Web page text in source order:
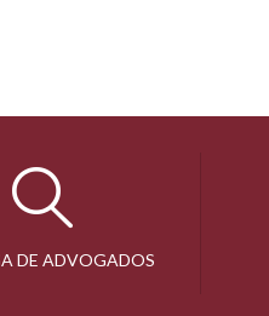
DE ADVOGADOS